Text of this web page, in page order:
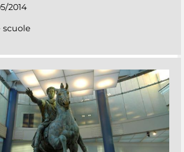
2014